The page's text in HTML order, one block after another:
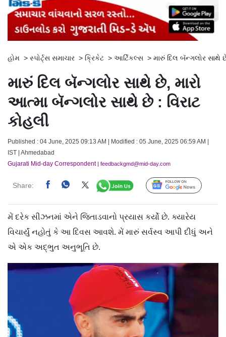
હોમ > સ્પોર્ટ્સ સમાચાર > ક્રિકેટ > આર્ટિકલ્સ > મારું દિલ બૅન્ગલોર સાથે
મારું દિલ બૅન્ગલોર સાથે છે, મારો
આત્મા બૅન્ગલોર સાથે છે : વિરાટ
કોહલી
Published : 04 June, 2025 09:13 AM | Modified : 05 June, 2025 06:59 AM |
IST | Ahmedabad
Gujarati Mid-day Correspondent| feedbackgmd@mid-day.com
Share: Follow Us
મેં દરેક સીઝનમાં એને જિતાડવાનો પ્રયાસ કર્યો છે. ક્યારેય
વિચાર્યું નહોતું કે આ દિવસ આવશે. મેં મારું સર્વસ્વ આપી દીધું અને
એ એક અદ્ભુત અનુભૂતિ છે.